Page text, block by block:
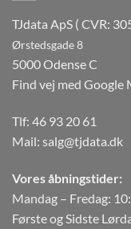
TJdata ApS ( CVR:
Ørstedsgade 8
5000 Odense C
Find vej med Google
Tlf: 46 93 20 61
Mail: salg@tjdata.dk
Vores åbningstider:
Mandag – Fredag:
Første og Sidste